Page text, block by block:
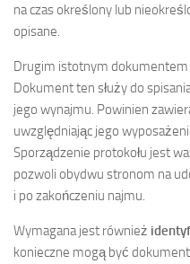
na czas określony lub
opisane.
Drugim istotnym
Dokument ten służy do
jego wynajmu. Powinien
uwzględniając jego
Sporządzenie protokołu jest
pozwoli obydwu stronom na
i po zakończeniu najmu.
Wymagana jest również
konieczne mogą być